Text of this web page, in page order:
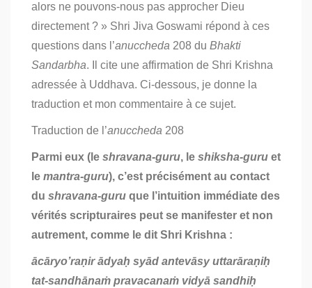
alors ne pouvons-nous pas approcher Dieu
directement ? » Shri Jiva Goswami répond à ces
questions dans l’anuccheda 208 du Bhakti
Sandarbha. Il cite une affirmation de Shri Krishna
adressée à Uddhava. Ci-dessous, je donne la
traduction et mon commentaire à ce sujet.
Traduction de l’anuccheda 208
Parmi eux (le shravana-guru, le shiksha-guru et
le mantra-guru), c’est précisément au contact
du shravana-guru que l’intuition immédiate des
vérités scripturaires peut se manifester et non
autrement, comme le dit Shri Krishna :
ācāryo’raṇir ādyaḥ syād antevāsy uttarāraṇiḥ
tat-sandhānaṁ pravacanaṁ vidyā sandhiḥ